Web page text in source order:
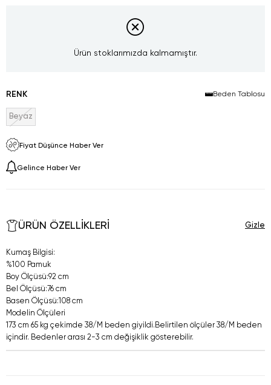
Ürün stoklarımızda kalmamıştır.
RENK Beden Tablosu
Beyaz
Fiyat Düşünce Haber Ver
Gelince Haber Ver
ÜRÜN ÖZELLIKLERI
Kumaş Bilgisi:
%100 Pamuk
Boy Ölçüsü:92 cm
Bel Ölçüsü:76 cm
Basen Ölçüsü:108 cm
Modelin Ölçüleri
173 cm 65 kg çekimde 38/M beden giyildi.Belirtilen ölçüler 38/M beden
içindir. Bedenler arası 2-3 cm değişiklik gösterebilir.